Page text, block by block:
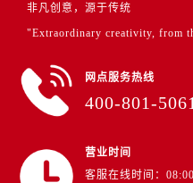
非凡创意，源于传统
"Extraordinary creativity, from
网点服务热线
400-801-5061
营业时间
客服在线时间：